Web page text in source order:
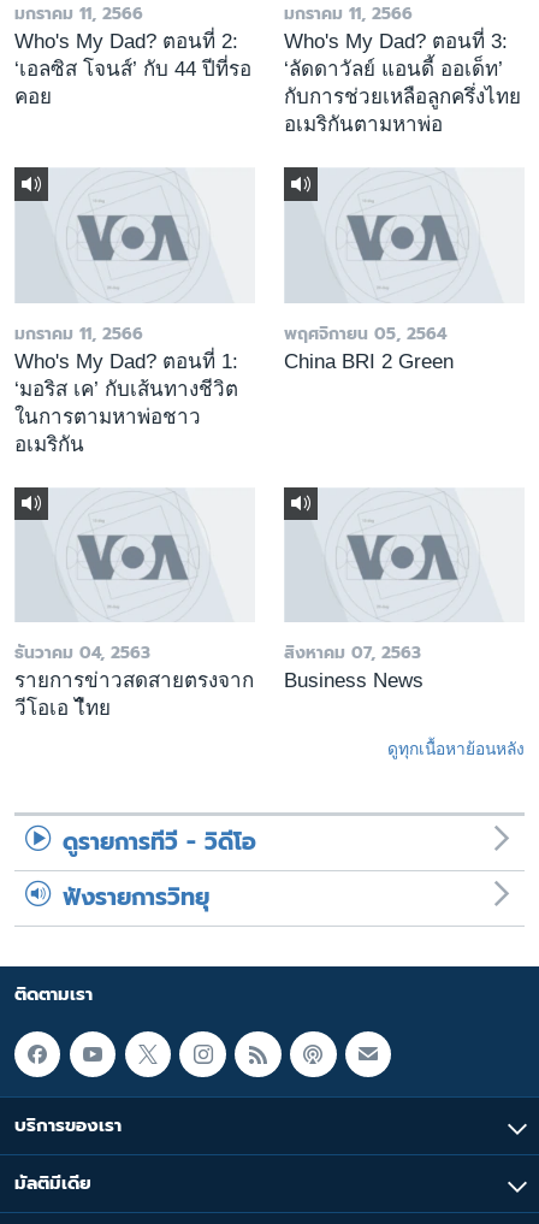
มกราคม 11, 2566
Who's My Dad? ตอนที่ 2:
‘เอลซิส โจนส์’ กับ 44 ปีที่รอ
คอย
มกราคม 11, 2566
Who's My Dad? ตอนที่ 3:
‘ลัดดาวัลย์ แอนดี้ ออเด็ท’
กับการช่วยเหลือลูกครึ่งไทย
อเมริกันตามหาพ่อ
มกราคม 11, 2566
Who's My Dad? ตอนที่ 1:
‘มอริส เค’ กับเส้นทางชีวิต
ในการตามหาพ่อชาว
อเมริกัน
พฤศจิกายน 05, 2564
China BRI 2 Green
ธันวาคม 04, 2563
รายการข่าวสดสายตรงจาก
วีโอเอ ไืทย
สิงหาคม 07, 2563
Business News
ดูทุกเนื้อหาย้อนหลัง
ดูรายการทีวี - วิดีโอ
ฟังรายการวิทยุ
ติดตามเรา
บริการของเรา
มัลติมีเดีย